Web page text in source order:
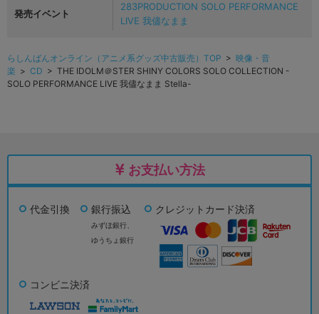
発売イベント
283PRODUCTION SOLO PERFORMANCE
LIVE 我儘なまま
らしんばんオンライン（アニメ系グッズ中古販売）TOP > 映像・音
楽 > CD > THE IDOLM＠STER SHINY COLORS SOLO COLLECTION -
SOLO PERFORMANCE LIVE 我儘なまま Stella-
お支払い方法
代金引換 銀行振込
みずほ銀行、
ゆうちょ銀行
クレジットカード決済
コンビニ決済